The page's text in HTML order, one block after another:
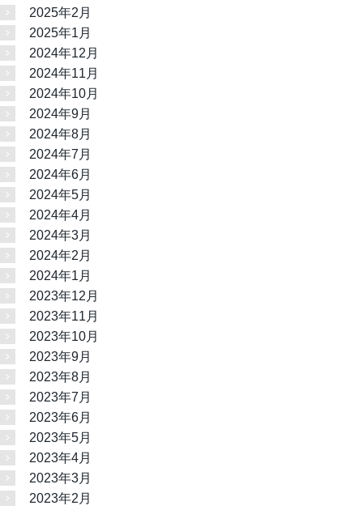
2025年2月
2025年1月
2024年12月
2024年11月
2024年10月
2024年9月
2024年8月
2024年7月
2024年6月
2024年5月
2024年4月
2024年3月
2024年2月
2024年1月
2023年12月
2023年11月
2023年10月
2023年9月
2023年8月
2023年7月
2023年6月
2023年5月
2023年4月
2023年3月
2023年2月